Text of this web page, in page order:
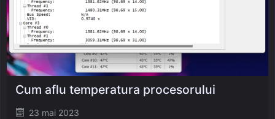
Posted
23 mai 2023
Cum aflu temperatura procesorului